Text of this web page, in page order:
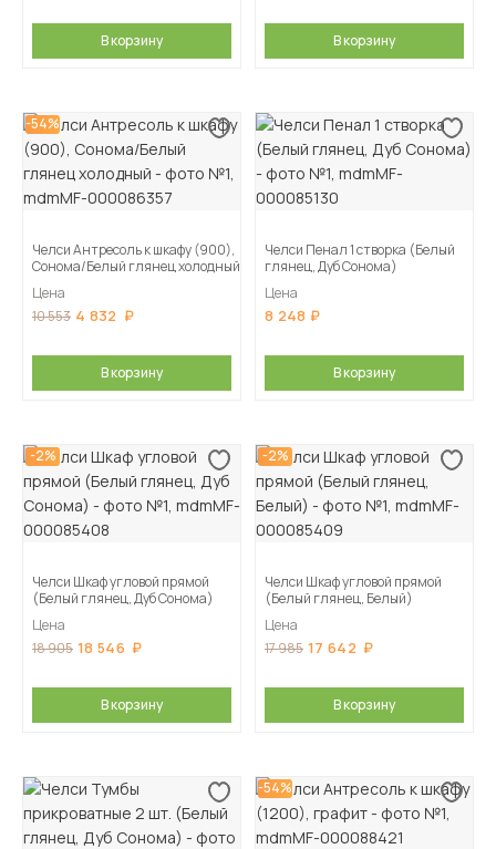
В корзину В корзину
-54%
Челси Антресоль к шкафу (900),
Сонома/Белый глянец холодный
Цена
10 553 4 832
В корзину
Челси Пенал 1 створка (Белый
глянец, Дуб Сонома)
Цена
8 248
В корзину
-2%
Челси Шкаф угловой прямой
(Белый глянец, Дуб Сонома)
Цена
18 905 18 546
В корзину
-2%
Челси Шкаф угловой прямой
(Белый глянец, Белый)
Цена
17 985 17 642
В корзину
-54%